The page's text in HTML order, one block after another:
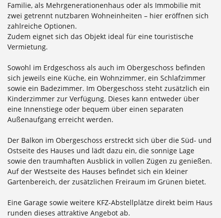
Familie, als Mehrgenerationenhaus oder als Immobilie mit
zwei getrennt nutzbaren Wohneinheiten – hier eröffnen sich
zahlreiche Optionen.
Zudem eignet sich das Objekt ideal für eine touristische
Vermietung.
Sowohl im Erdgeschoss als auch im Obergeschoss befinden
sich jeweils eine Küche, ein Wohnzimmer, ein Schlafzimmer
sowie ein Badezimmer. Im Obergeschoss steht zusätzlich ein
Kinderzimmer zur Verfügung. Dieses kann entweder über
eine Innenstiege oder bequem über einen separaten
Außenaufgang erreicht werden.
Der Balkon im Obergeschoss erstreckt sich über die Süd- und
Ostseite des Hauses und lädt dazu ein, die sonnige Lage
sowie den traumhaften Ausblick in vollen Zügen zu genießen.
Auf der Westseite des Hauses befindet sich ein kleiner
Gartenbereich, der zusätzlichen Freiraum im Grünen bietet.
Eine Garage sowie weitere KFZ-Abstellplätze direkt beim Haus
runden dieses attraktive Angebot ab.